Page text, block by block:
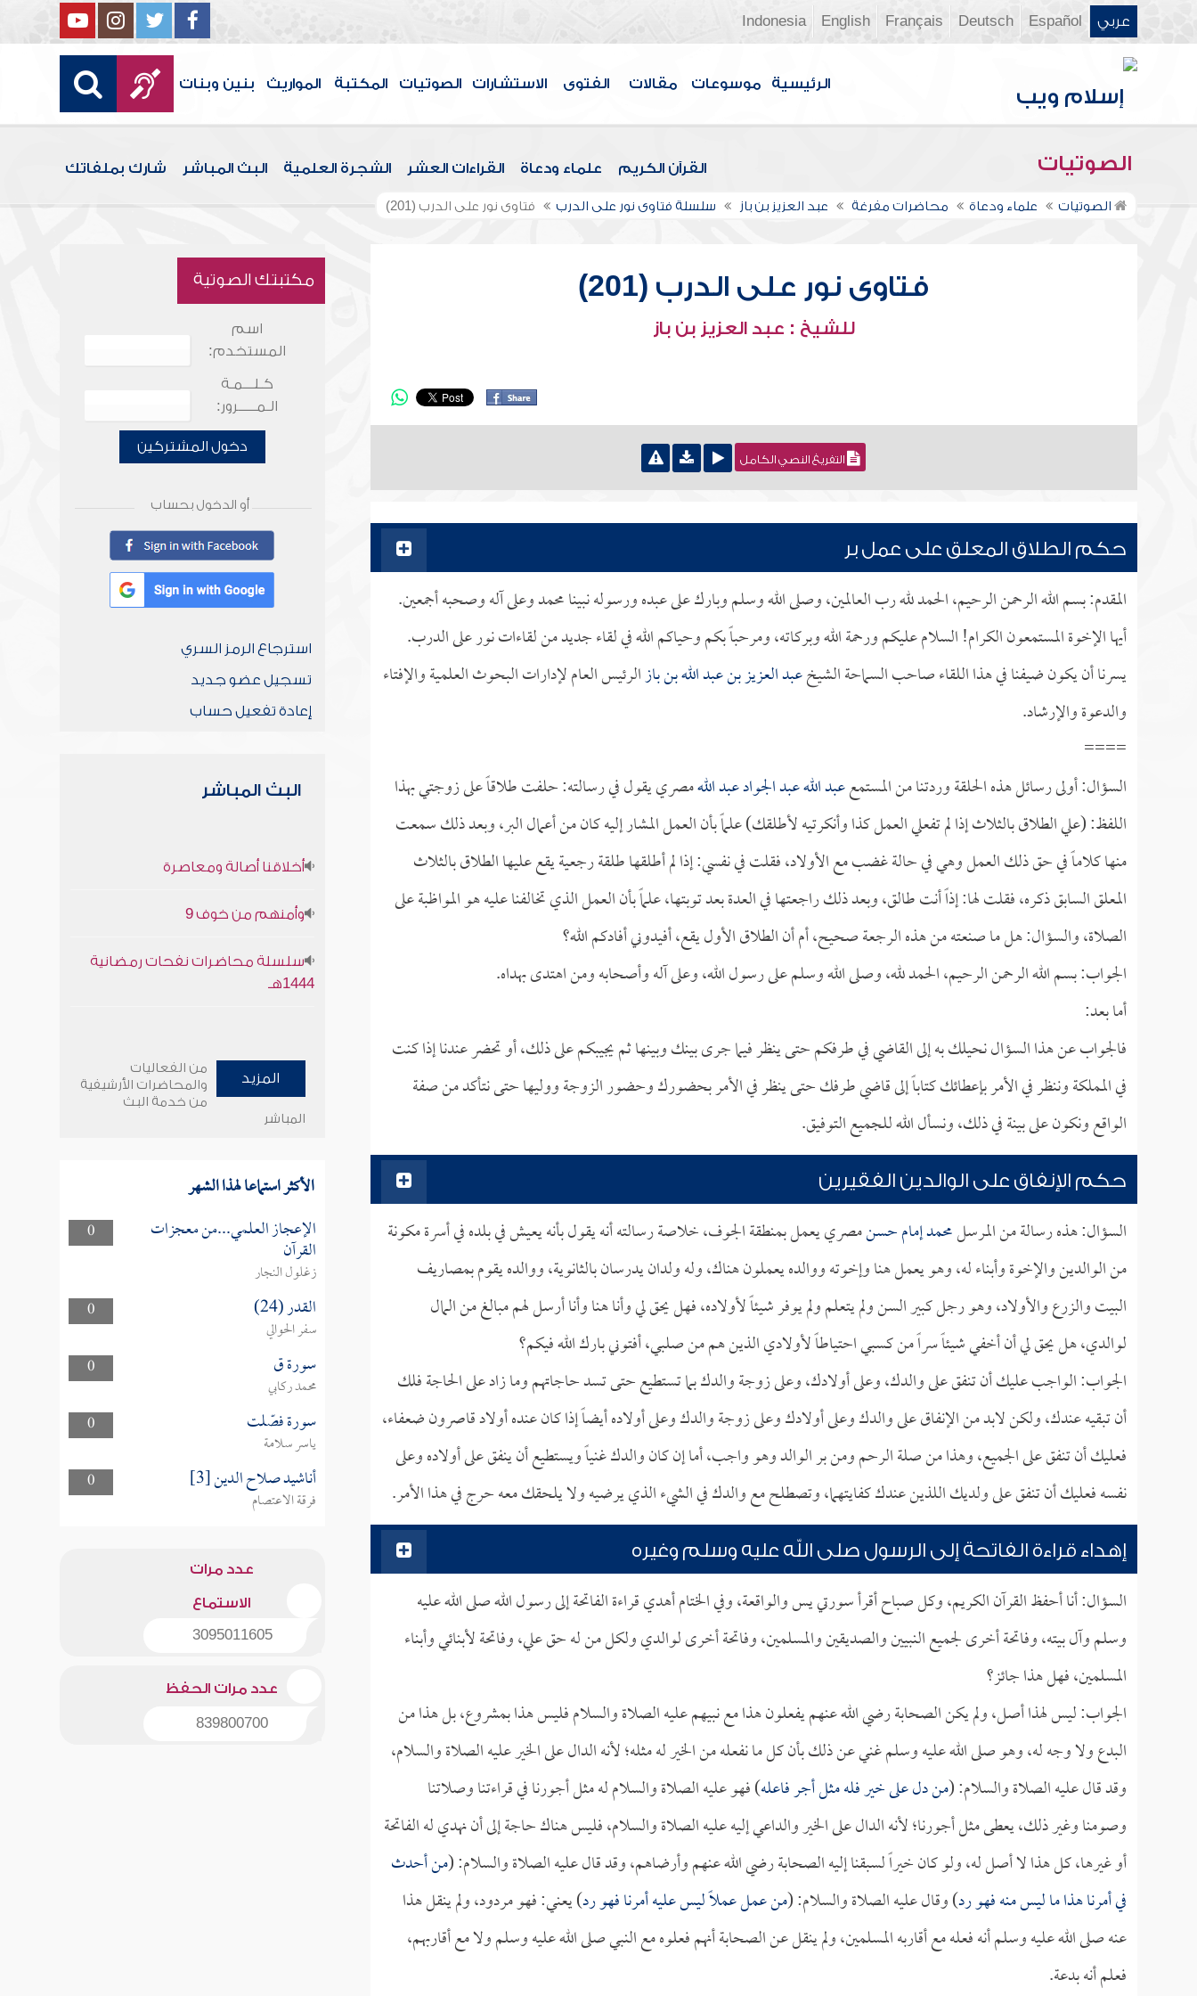
عربي Español
Deutsch
Français
English
Indonesia
الرئيسية موسوعات مقالات الفتوى الاستشارات الصوتيات المكتبة المواريث بنين وبنات
الصوتيات القرآن الكريم علماء ودعاة القراءات العشر الشجرة العلمية البث المباشر شارك بملفاتك
الصوتيات علماء ودعاة محاضرات مفرغة عبد العزيز بن باز سلسلة فتاوى نور على الدرب فتاوى نور على الدرب (201)
فتاوى نور على الدرب (201)
للشيخ : عبد العزيز بن باز
التفريغ النصي الكامل
حكم الطلاق المعلق على عمل بر
المقدم: بسم الله الرحمن الرحيم، الحمد لله رب العالمين، وصلى الله وسلم وبارك على عبده ورسوله نبينا محمد وعلى آله وصحبه أجمعين.
أيها الإخوة المستمعون الكرام! السلام عليكم ورحمة الله وبركاته، ومرحباً بكم وحياكم الله في لقاء جديد من لقاءات نور على الدرب.
يسرنا أن يكون ضيفنا في هذا اللقاء صاحب السماحة الشيخعبد العزيز بن عبد الله بن بازالرئيس العام لإدارات البحوث العلمية والإفتاء
والدعوة والإرشاد.
====
السؤال: أولى رسائل هذه الحلقة وردتنا من المستمععبد الله عبد الجواد عبد اللهمصري يقول في رسالته: حلفت طلاقاً على زوجتي بهذا
اللفظ: (علي الطلاق بالثلاث إذا لم تفعلي العمل كذا وأنكرتيه لأطلقك) علماً بأن العمل المشار إليه كان من أعمال البر، وبعد ذلك سمعت
منها كلاماً في حق ذلك العمل وهي في حالة غضب مع الأولاد، فقلت في نفسي: إذا لم أطلقها طلقة رجعية يقع عليها الطلاق بالثلاث
المعلق السابق ذكره، فقلت لها: إذاً أنت طالق، وبعد ذلك راجعتها في العدة بعد توبتها، علماً بأن العمل الذي تخالفنا عليه هو المواظبة على
الصلاة، والسؤال: هل ما صنعته من هذه الرجعة صحيح، أم أن الطلاق الأول يقع، أفيدوني أفادكم الله؟
الجواب: بسم الله الرحمن الرحيم، الحمد لله، وصلى الله وسلم على رسول الله، وعلى آله وأصحابه ومن اهتدى بهداه.
أما بعد:
فالجواب عن هذا السؤال نحيلك به إلى القاضي في طرفكم حتى ينظر فيما جرى بينك وبينها ثم يجيبكم على ذلك، أو تحضر عندنا إذا كنت
في المملكة وننظر في الأمر بإعطائك كتاباً إلى قاضي طرفك حتى ينظر في الأمر بحضورك وحضور الزوجة ووليها حتى نتأكد من صفة
الواقع ونكون على بينة في ذلك، ونسأل الله للجميع التوفيق.
حكم الإنفاق على الوالدين الفقيرين
السؤال: هذه رسالة من المرسلمحمد إمام حسنمصري يعمل بمنطقة الجوف، خلاصة رسالته أنه يقول بأنه يعيش في بلده في أسرة مكونة
من الوالدين والإخوة وأبناء له، وهو يعمل هنا وإخوته ووالده يعملون هناك، وله ولدان يدرسان بالثانوية، ووالده يقوم بمصاريف
البيت والزرع والأولاد، وهو رجل كبير السن ولم يتعلم ولم يوفر شيئاً لأولاده، فهل يحق لي وأنا هنا وأنا أرسل لهم مبالغ من المال
لوالدي، هل يحق لي أن أخفي شيئاً سراً من كسبي احتياطاً لأولادي الذين هم من صلبي، أفتوني بارك الله فيكم؟
الجواب: الواجب عليك أن تنفق على والدك، وعلى أولادك، وعلى زوجة والدك بما تستطيع حتى تسد حاجاتهم وما زاد على الحاجة فلك
أن تبقيه عندك، ولكن لابد من الإنفاق على والدك وعلى أولادك وعلى زوجة والدك وعلى أولاده أيضاً إذا كان عنده أولاد قاصرون ضعفاء،
فعليك أن تنفق على الجميع، وهذا من صلة الرحم ومن بر الوالد وهو واجب، أما إن كان والدك غنياً ويستطيع أن ينفق على أولاده وعلى
نفسه فعليك أن تنفق على ولديك اللذين عندك كفايتهما، وتصطلح مع والدك في الشيء الذي يرضيه ولا يلحقك معه حرج في هذا الأمر.
إهداء قراءة الفاتحة إلى الرسول صلى الله عليه وسلم وغيره
السؤال: أنا أحفظ القرآن الكريم، وكل صباح أقرأ سورتي يس والواقعة، وفي الختام أهدي قراءة الفاتحة إلى رسول الله صلى الله عليه
وسلم وآل بيته، وفاتحة أخرى لجميع النبيين والصديقين والمسلمين، وفاتحة أخرى لوالدي ولكل من له حق علي، وفاتحة لأبنائي وأبناء
المسلمين، فهل هذا جائز؟
الجواب: ليس لهذا أصل، ولم يكن الصحابة رضي الله عنهم يفعلون هذا مع نبيهم عليه الصلاة والسلام فليس هذا بمشروع، بل هذا من
البدع ولا وجه له، وهو صلى الله عليه وسلم غني عن ذلك بأن كل ما نفعله من الخير له مثله؛ لأنه الدال على الخير عليه الصلاة والسلام،
وقد قال عليه الصلاة والسلام: (من دل على خير فله مثل أجر فاعله) فهو عليه الصلاة والسلام له مثل أجورنا في قراءتنا وصلاتنا
وصومنا وغير ذلك، يعطى مثل أجورنا؛ لأنه الدال على الخير والداعي إليه عليه الصلاة والسلام، فليس هناك حاجة إلى أن نهدي له الفاتحة
أو غيرها، كل هذا لا أصل له، ولو كان خيراً لسبقنا إليه الصحابة رضي الله عنهم وأرضاهم، وقد قال عليه الصلاة والسلام: (من أحدث
في أمرنا هذا ما ليس منه فهو رد) وقال عليه الصلاة والسلام: (من عمل عملاً ليس عليه أمرنا فهو رد) يعني: فهو مردود، ولم ينقل هذا
عنه صلى الله عليه وسلم أنه فعله مع أقاربه المسلمين، ولم ينقل عن الصحابة أنهم فعلوه مع النبي صلى الله عليه وسلم ولا مع أقاربهم،
فعلم أنه بدعة.
مكتبتك الصوتية
اسم
المستخدم:
كـلـــمـة
الـمـــــرور:
دخول المشتركين
أو الدخول بحساب
استرجاع الرمز السري
تسجيل عضو جديد
إعادة تفعيل حساب
البث المباشر
أخلاقنا أصالة ومعاصرة
وأمنهم من خوف 9
سلسلة محاضرات نفحات رمضانية
1444هـ
المزيد
من الفعاليات
والمحاضرات الأرشيفية
من خدمة البث
المباشر
الأكثر استماعا لهذا الشهر
0 الإعجاز العلمي...من معجزات
القرآن
زغلول النجار
0
القدر (24)
سفر الحوالي
0
سورة ق
محمد ركابي
0
سورة فصّلت
ياسر سلامة
0
أناشيد صلاح الدين [3]
فرقة الاعتصام
عدد مرات
الاستماع
3095011605
عدد مرات الحفظ
839800700